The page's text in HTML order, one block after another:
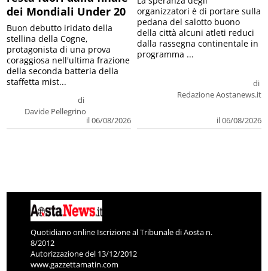
dei Mondiali Under 20
di
Davide Pellegrino
il 06/08/2026
Buon debutto iridato della
stellina della Cogne,
protagonista di una prova
coraggiosa nell'ultima frazione
della seconda batteria della
staffetta mist...
di
Redazione Aostanews.it
il 06/08/2026
organizzatori è di portare sulla
pedana del salotto buono
della città alcuni atleti reduci
dalla rassegna continentale in
programma ...
Quotidiano online Iscrizione al Tribunale di Aosta n.
8/2012
Autorizzazione del 13/12/2012
www.gazzettamatin.com